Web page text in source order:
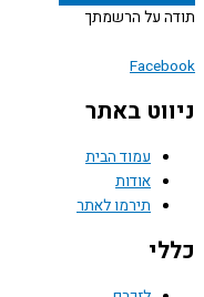
על הרשמתך
באתר
עמוד הבית
אודות
תירמו לאתר